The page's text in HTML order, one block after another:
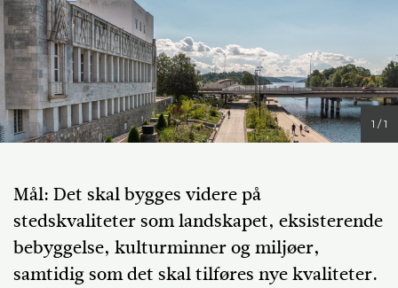
1 / 1
Mål: Det skal bygges videre på
stedskvaliteter som landskapet, eksisterende
bebyggelse, kulturminner og miljøer,
samtidig som det skal tilføres nye kvaliteter.